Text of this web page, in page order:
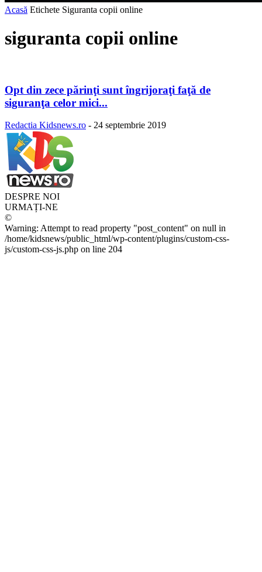
Acasă Etichete Siguranta copii online
siguranta copii online
Opt din zece părinţi sunt îngrijoraţi faţă de
siguranţa celor mici...
Redactia Kidsnews.ro - 24 septembrie 2019
DESPRE NOI
URMAȚI-NE
©
Warning: Attempt to read property "post_content" on null in
/home/kidsnews/public_html/wp-content/plugins/custom-css-
js/custom-css-js.php on line 204